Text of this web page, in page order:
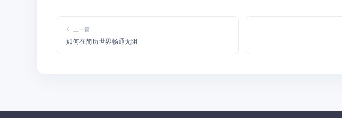
上一篇
如何在简历世界畅通无阻